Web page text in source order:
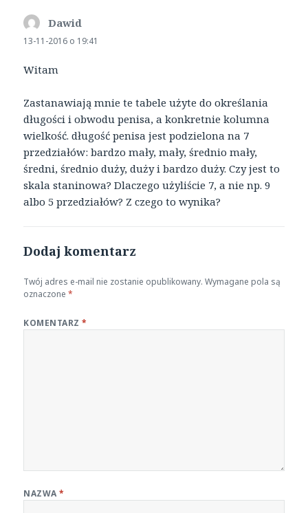
Dawid
13-11-2016 o 19:41
Witam
Zastanawiają mnie te tabele użyte do określania
długości i obwodu penisa, a konkretnie kolumna
wielkość. długość penisa jest podzielona na 7
przedziałów: bardzo mały, mały, średnio mały,
średni, średnio duży, duży i bardzo duży. Czy jest to
skala staninowa? Dlaczego użyliście 7, a nie np. 9
albo 5 przedziałów? Z czego to wynika?
Dodaj komentarz
Twój adres e-mail nie zostanie opublikowany. Wymagane pola są
oznaczone*
KOMENTARZ*
NAZWA*